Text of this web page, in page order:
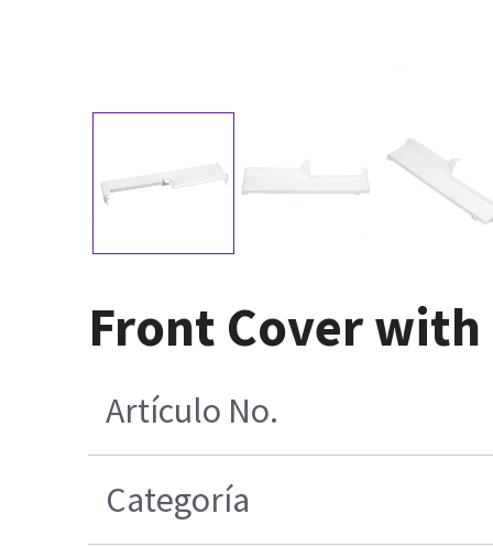
Front Cover with
Artículo No.
Categoría